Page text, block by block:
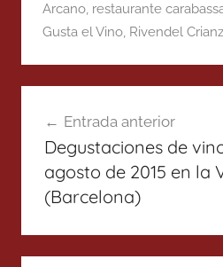
Arcano, restaurante
Gusta el Vino, Rivendel
de
entradas
Entrada anterior
Degustaciones de
agosto de 2015 en la
(Barcelona)